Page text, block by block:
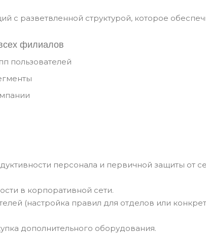
с разветвленной структурой, которое
филиалов
пользователей
персонала и первичной защиты от
в корпоративной сети.
(настройка правил для отделов или
дополнительного оборудования.